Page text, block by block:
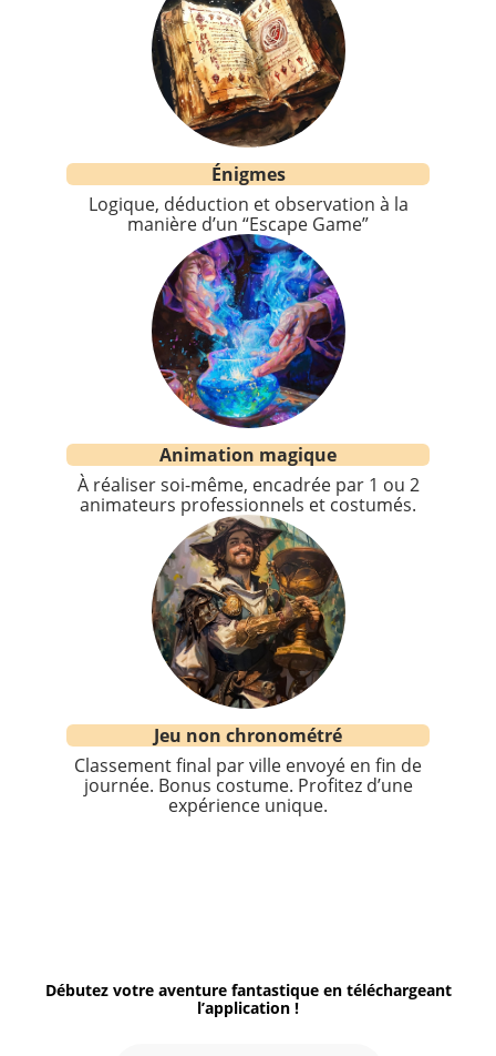
Énigmes
Logique, déduction et observation à la
manière d’un “Escape Game”
Animation magique
À réaliser soi-même, encadrée par 1 ou 2
animateurs professionnels et costumés.
Jeu non chronométré
Classement final par ville envoyé en fin de
journée. Bonus costume. Profitez d’une
expérience unique.
Débutez votre aventure fantastique en téléchargeant
l’application !